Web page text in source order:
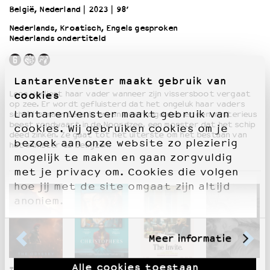
LantarenVenster maakt gebruik van
cookies
LantarenVenster maakt gebruik van
cookies. Wij gebruiken cookies om je
bezoek aan onze website zo plezierig
mogelijk te maken en gaan zorgvuldig
met je privacy om. Cookies die volgen
hoe jij met de site omgaat zijn altijd
anoniem.
Meer informatie
Alle cookies toestaan
OVER LANTARENVENSTER
Werken bij
Word vriend
Historie
Partners
Huisregels
Privacyverklaring
Integriteits- en gedragscode
Duurzaamheid
Culturele boycot Israël
Ruimte voor artistieke vrijheid – VNPF
België, Nederland
2023
98’
Nederlands, Kroatisch, Engels gesproken
Nederlands ondertiteld
Lena verliest haar vader wanneer zijn vissersboot vergaat
op zee. Er wordt gefluisterd dat het ongeluk haar vaders
schuld is maar Lena is ervan overtuigd dat er een mysterieus
beest rondwaart in de Noordzee, een monster dat het schip
deed zinken. Ze gaat tot het uiterste om het bestaan van
het monster te bewijzen.